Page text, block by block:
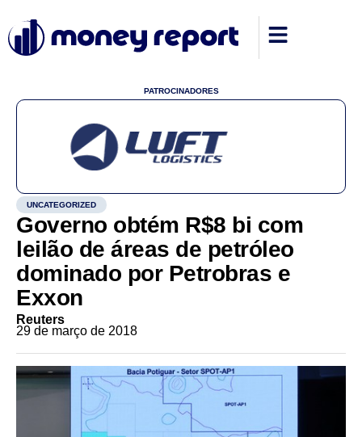
PATROCINADORES
UNCATEGORIZED
Governo obtém R$8 bi com
leilão de áreas de petróleo
dominado por Petrobras e
Exxon
Reuters
29 de março de 2018